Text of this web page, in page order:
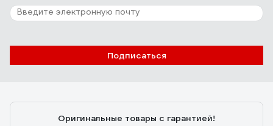
Отзыв о ЗУБР ЗНФЧ-25-2.0
Подписаться
Оригинальные товары с гарантией!